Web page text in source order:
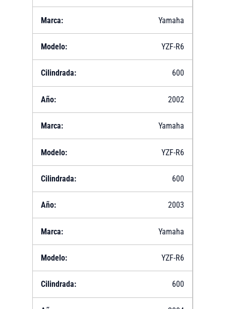
Yamaha
YZF-R6
600
2002
Yamaha
YZF-R6
600
2003
Yamaha
YZF-R6
600